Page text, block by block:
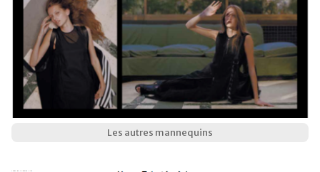
Les autres mannequins